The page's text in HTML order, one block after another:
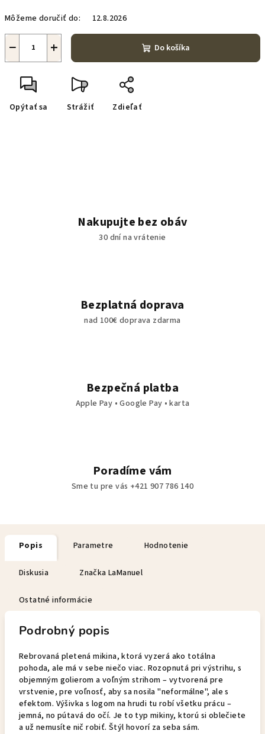
cena:
Môžeme doručiť do: 12.8.2026
+
− Do košíka
Opýtať sa Strážiť Zdieľať
Nakupujte bez obáv
30 dní na vrátenie
Bezplatná doprava
nad 100€ doprava zdarma
Bezpečná platba
Apple Pay • Google Pay • karta
Poradíme vám
Sme tu pre vás +421 907 786 140
Popis Parametre Hodnotenie
Diskusia Značka LaManuel
Ostatné informácie
Podrobný popis
Rebrovaná pletená mikina, ktorá vyzerá ako totálna
pohoda, ale má v sebe niečo viac. Rozopnutá pri výstrihu, s
objemným golierom a voľným strihom – vytvorená pre
vrstvenie, pre voľnosť, aby sa nosila "neformálne", ale s
efektom. Výšivka s logom na hrudi tu robí všetku prácu –
jemná, no pútavá do očí. Je to typ mikiny, ktorú si oblečiete
a už nemusíte nič robiť. Štýl hovorí za seba sám.